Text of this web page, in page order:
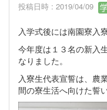
投稿日時 : 2019/04/09
入学式後には南園寮入
今年度は１３名の新入
なりました。
入寮生代表宣誓は、農
間の寮生活へ向けた誓